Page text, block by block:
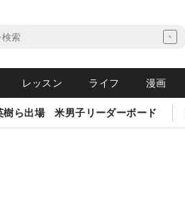
レッスン ライフ 漫画
樹ら出場 米男子リーダーボード